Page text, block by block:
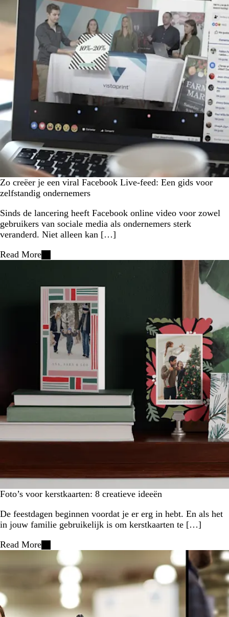
Zo creëer je een viral Facebook Live-feed: Een gids voor
zelfstandig ondernemers
Sinds de lancering heeft Facebook online video voor zowel
gebruikers van sociale media als ondernemers sterk
veranderd. Niet alleen kan […]
Read More
Foto’s voor kerstkaarten: 8 creatieve ideeën
De feestdagen beginnen voordat je er erg in hebt. En als het
in jouw familie gebruikelijk is om kerstkaarten te […]
Read More